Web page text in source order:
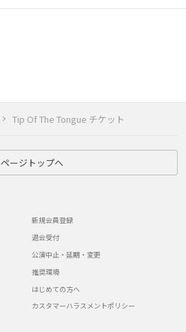
Tip Of The Tongue チケット
ページトップへ
新規会員登録
退会受付
公演中止・延期・変更
推奨環境
はじめての方へ
カスタマーハラスメントポリシー